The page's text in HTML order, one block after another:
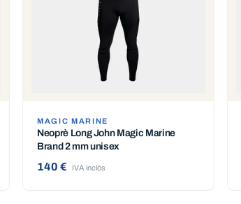
MAGIC MARINE
Neoprè Long John Magic Marine
Brand 2 mm unisex
140 € IVA inclòs